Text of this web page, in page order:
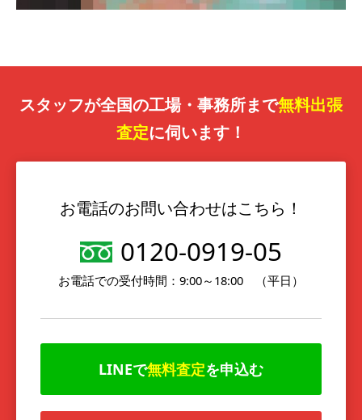
スタッフが全国の工場・事務所まで無料出張
査定に伺います！
お電話のお問い合わせはこちら！
0120-0919-05
お電話での受付時間：9:00～18:00 （平日）
LINEで無料査定を申込む